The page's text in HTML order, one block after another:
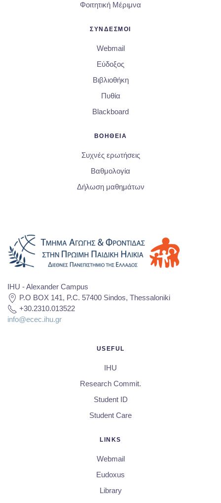
Φοιτητική Μέριμνα
ΣΥΝΔΕΣΜΟΙ
Webmail
Εύδοξος
Βιβλιοθήκη
Πυθία
Blackboard
ΒΟΗΘΕΙΑ
Συχνές ερωτήσεις
Βαθμολογία
Δήλωση μαθημάτων
IHU - Alexander Campus
P.O BOX 141, P.C. 57400 Sindos, Thessaloniki
+30.2310.013522
info@ecec.ihu.gr
USEFUL
IHU
Research Commit.
Student ID
Student Care
LINKS
Webmail
Eudoxus
Library